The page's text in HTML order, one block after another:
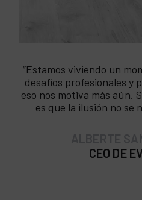
“Estamos viviendo un
desafíos profesionales y
eso nos motiva más aún.
es que la ilusión no se
CEO DE